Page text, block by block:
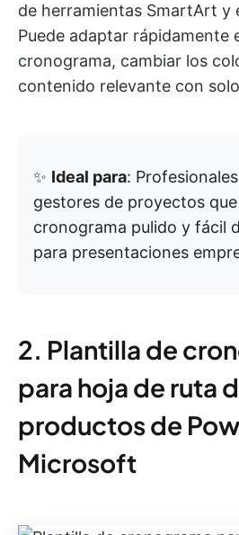
de herramientas SmartArt y
Puede adaptar rápidamente
cronograma, cambiar los
contenido relevante con
✨ Ideal para:
gestores de proyectos
cronograma pulido y fácil
para presentaciones
2. Plantilla de
para hoja de ruta
productos de
Microsoft